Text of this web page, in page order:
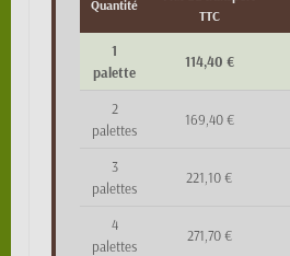
Quantité
TTC
1
palette
114,40 €
2
palettes
169,40 €
3
palettes
221,10 €
4
palettes
271,70 €